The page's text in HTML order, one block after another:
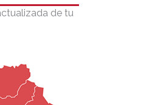
de tu